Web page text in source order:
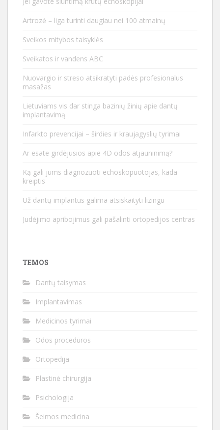
Artrozė – liga turinti daugiau nei 100 atmainų
Sveikos mitybos taisyklės
Sveikatos ir vandens ABC
Nuovargio ir streso atsikratyti padės profesionalus
masažas
Lietuviams vis dar stinga bazinių žinių apie dantų
implantavimą
Infarkto prevencijai – širdies ir kraujagyslių tyrimai
Ar esate girdėjusios apie 4D odos atjauninimą?
Ką gali jums diagnozuoti echoskopuotojas, kada
kreiptis
Už dantų implantus galima atsiskaityti lizingu
Judėjimo apribojimus gali pašalinti ortopedijos centras
TEMOS
Dantų taisymas
Implantavimas
Medicinos tyrimai
Odos procedūros
Ortopedija
Plastinė chirurgija
Psichologija
Šeimos medicina